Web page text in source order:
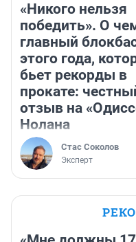
«Никого нельзя
победить». О
главный
этого года,
бьет рекорды в
прокате:
отзыв на
Нолана
Стас Соколов
Эксперт